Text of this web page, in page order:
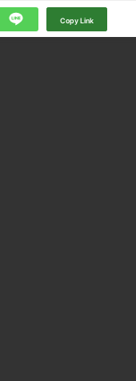
Copy Link